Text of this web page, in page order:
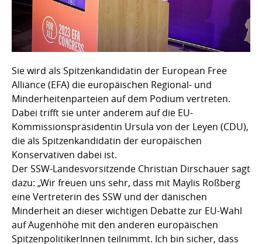
Sie wird als Spitzenkandidatin der European Free
Alliance (EFA) die europäischen Regional- und
Minderheitenparteien auf dem Podium vertreten.
Dabei trifft sie unter anderem auf die EU-
Kommissionspräsidentin Ursula von der Leyen (CDU),
die als Spitzenkandidatin der europäischen
Konservativen dabei ist.
Der SSW-Landesvorsitzende Christian Dirschauer sagt
dazu: „Wir freuen uns sehr, dass mit Maylis Roßberg
eine Vertreterin des SSW und der dänischen
Minderheit an dieser wichtigen Debatte zur EU-Wahl
auf Augenhöhe mit den anderen europäischen
SpitzenpolitikerInnen teilnimmt. Ich bin sicher, dass